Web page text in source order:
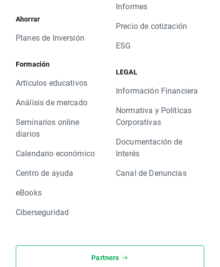
Ahorrar
Planes de Inversión
Formación
Artículos educativos
Análisis de mercado
Seminarios online
diarios
Calendario económico
Centro de ayuda
eBooks
Ciberseguridad
Informes
Precio de cotización
ESG
LEGAL
Información Financiera
Normativa y Políticas
Corporativas
Documentación de
Interés
Canal de Denuncias
Partners